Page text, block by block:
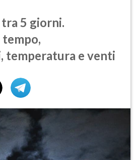
5 giorni.
temperatura e venti